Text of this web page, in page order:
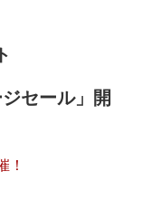
セール」開
！